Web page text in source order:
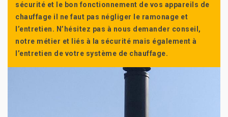
sécurité et le bon fonctionnement de vos appareils de
chauffage il ne faut pas négliger le ramonage et
l’entretien. N’hésitez pas à nous demander conseil,
notre métier et liés à la sécurité mais également à
l’entretien de votre système de chauffage.